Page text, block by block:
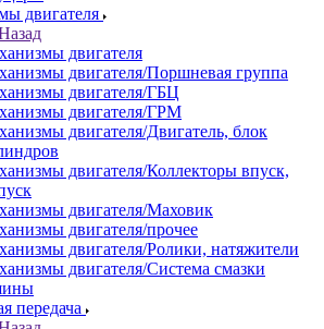
двигателя
двигателя
двигателя/Поршневая группа
двигателя/ГБЦ
двигателя/ГРМ
двигателя/Двигатель, блок
двигателя/Коллекторы впуск,
двигателя/Маховик
двигателя/прочее
двигателя/Ролики, натяжители
двигателя/Система смазки
передача